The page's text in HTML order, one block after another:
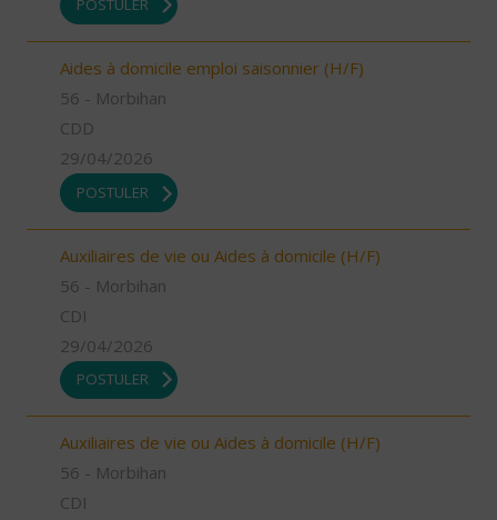
POSTULER
Aides à domicile emploi saisonnier (H/F)
56 - Morbihan
CDD
29/04/2026
POSTULER
Auxiliaires de vie ou Aides à domicile (H/F)
56 - Morbihan
CDI
29/04/2026
POSTULER
Auxiliaires de vie ou Aides à domicile (H/F)
56 - Morbihan
CDI